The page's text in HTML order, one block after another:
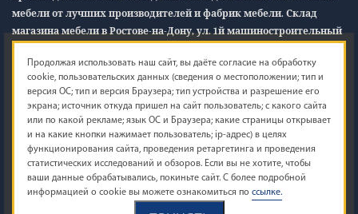
мебели от лучших производителей и фабрик мебели. Склад
магазина мебели в Ростове-на-Дону, ул. 1й машиностроительный
Обращаем ваше внимание на то, что данный интернет-сайт
носит исключительно информационный характер и ни при
каких условиях не является публичной офертой, определяемой
положениями Статьи 437 (2) Гражданского кодекса Российской
Федерации. Для получения подробной информации о наличии и
точной стоимости указанных товаров и (или) услуг, пожалуйста,
обращайтесь к менеджеру сайта с помощью специальной формы
Продолжая использовать наш сайт, вы даёте согласие на обработку
cookie, пользовательских данных (сведения о местоположении; тип и
версия ОС; тип и версия Браузера; тип устройства и разрешение его
экрана; источник откуда пришел на сайт пользователь; с какого сайта
или по какой рекламе; язык ОС и Браузера; какие страницы открывает
и на какие кнопки нажимает пользователь; ip-адрес) в целях
функционирования сайта, проведения ретаргетинга и проведения
статистических исследований и обзоров. Если вы не хотите, чтобы
ваши данные обрабатывались, покиньте сайт. С более подробной
информацией о cookie вы можете ознакомиться по ссылке.